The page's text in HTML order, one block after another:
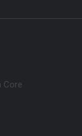
Core